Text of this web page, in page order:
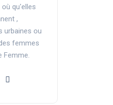
qu'elles
,
urbaines ou
femmes
Femme.